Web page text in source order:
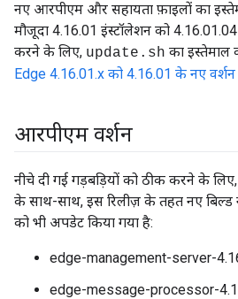
नए आरपीएम और सहायता फ़ाइलों का
मौजूदा 4.16.01 इंस्टॉलेशन को
करने के लिए, update.sh का इस्तेमाल
Edge 4.16.01.x को 4.16.01 के नए
आरपीएम वर्शन
नीचे दी गई गड़बड़ियों को ठीक करने के
के साथ-साथ, इस रिलीज़ के तहत नए
को भी अपडेट किया गया है:
edge-management-server-
edge-message-processor-